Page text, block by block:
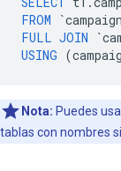
FROM
`
FULL JOIN `
USING (
Nota: Puedes
tablas con nombres